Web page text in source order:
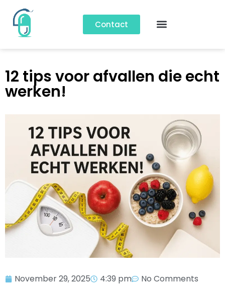
Contact
12 tips voor afvallen die echt
werken!
November 29, 2025 4:39 pm
No Comments